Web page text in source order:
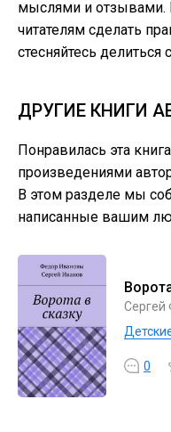
мыслями и
читателям сделать
стесняйтесь
ДРУГИЕ КНИГИ
Понравилась эта
произведениями
В этом разделе мы
написанные вашим
Сергей
0